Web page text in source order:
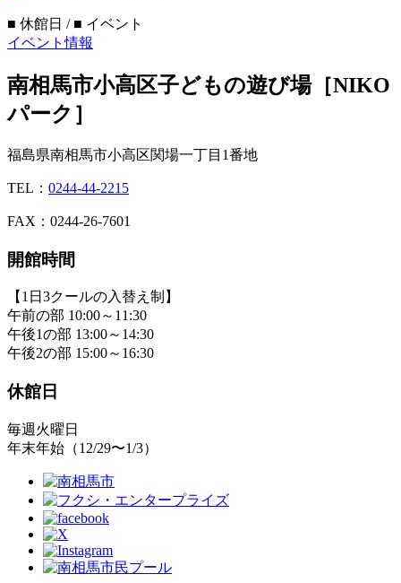
■ 休館日 / ■ イベント
イベント情報
南相馬市小高区子どもの遊び場［NIKO
パーク］
福島県南相馬市小高区関場一丁目1番地
TEL： 0244-44-2215
FAX：0244-26-7601
開館時間
【1日3クールの入替え制】
午前の部 10:00～11:30
午後1の部 13:00～14:30
午後2の部 15:00～16:30
休館日
毎週火曜日
年末年始（12/29〜1/3）